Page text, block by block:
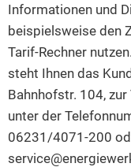
Informationen und
beispielsweise den
Tarif-Rechner
steht Ihnen das
Bahnhofstr. 104,
unter der
06231/4071-200